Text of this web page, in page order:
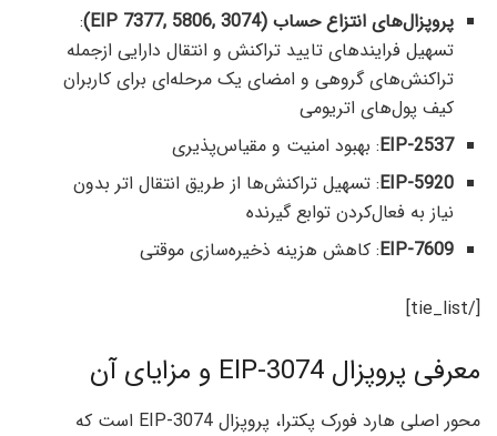
پروپزال‌های انتزاع حساب (EIP 7377, 5806, 3074)
:
تسهیل فرایند‌های تایید تراکنش و انتقال دارایی ازجمله
تراکنش‌های گروهی و امضای‌ یک مرحله‌ای برای کاربران
کیف پول‌های اتریومی
EIP-2537: بهبود امنیت و مقیاس‌پذیری
EIP-5920: تسهیل تراکنش‌ها از طریق انتقال اتر بدون
نیاز به فعال‌کردن توابع گیرنده
EIP-7609: کاهش هزینه ذخیره‌سازی موقتی
[/tie_list]
معرفی پروپزال EIP-3074 و مزایای آن
محور اصلی هارد فورک پکترا، پروپزال EIP-3074 است که